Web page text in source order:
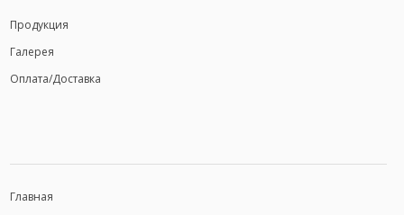
Продукция
Галерея
Оплата/Доставка
Главная